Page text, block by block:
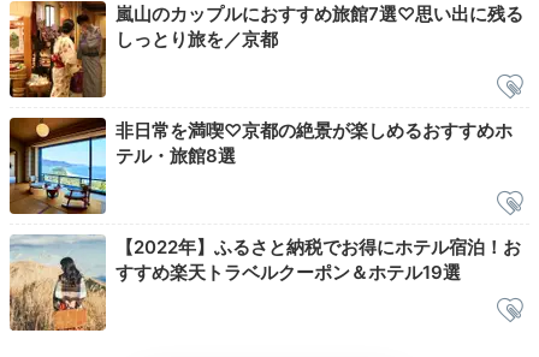
koikoi410
お部屋に戻り、
過ごしました。
Relax
21:00
ヒバのお風呂で一休み
季節湯も魅力的
嵐山のカップルにおすすめ旅館7選♡思い出に残る
しっとり旅を／京都
非日常を満喫♡京都の絶景が楽しめるおすすめホ
テル・旅館8選
【2022年】ふるさと納税でお得にホテル宿泊！お
すすめ楽天トラベルクーポン＆ホテル19選